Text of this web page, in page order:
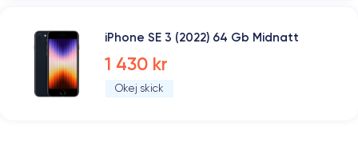
iPhone SE 3 (2022) 64 Gb Midnatt
1 430 kr
Okej skick